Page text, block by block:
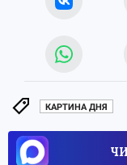
КАРТИНА ДНЯ